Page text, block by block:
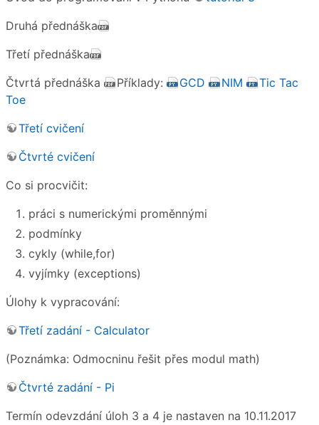
Druhá přednáška
Třetí přednáška
Čtvrtá přednáška
Příklady: GCD NIM
Tic Tac
Toe
Třetí cvičení
Čtvrté cvičení
Co si procvičit:
práci s numerickými proměnnými
podmínky
cykly (while,for)
vyjímky (exceptions)
Úlohy k vypracování:
Třetí zadání - Calculator
(Poznámka: Odmocninu řešit přes modul math)
Čtvrté zadání - Pi
Termín odevzdání úloh 3 a 4 je nastaven na 10.11.2017